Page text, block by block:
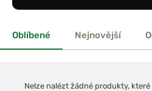
Oblíbené Nejnovější
Nelze nalézt žádné produkty,